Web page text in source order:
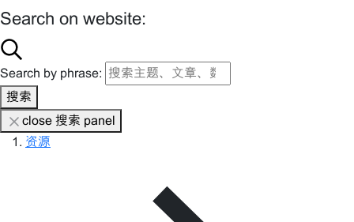
Search on website:
Search by phrase:
搜索
close 搜索 panel
资源